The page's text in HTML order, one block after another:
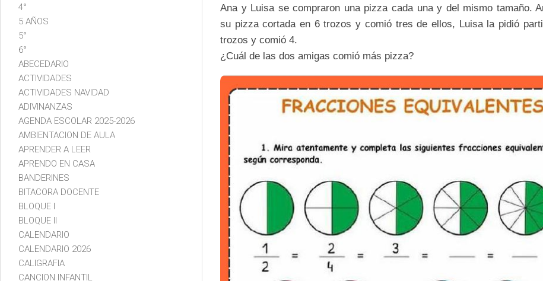
Ana y Luisa se compraron una pizza cada una y del mismo tamaño.
su pizza cortada en 6 trozos y comió tres de ellos, Luisa la pidió
trozos y comió 4.
¿Cuál de las dos amigas comió más pizza?
4°
5 AÑOS
5°
6°
ABECEDARIO
ACTIVIDADES
ACTIVIDADES NAVIDAD
ADIVINANZAS
AGENDA ESCOLAR 2025-2026
AMBIENTACION DE AULA
APRENDER A LEER
APRENDO EN CASA
BANDERINES
BITACORA DOCENTE
BLOQUE I
BLOQUE II
CALENDARIO
CALENDARIO 2026
CALIGRAFIA
CANCION INFANTIL